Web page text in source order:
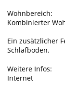
Wohnbereich:
Kombinierter
Ein zusätzlicher
Schlafboden.
Weitere Infos:
Internet